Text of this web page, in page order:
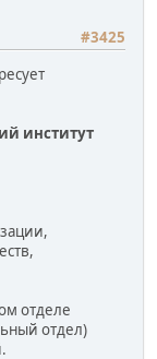
#3425
институт
отделе
отдел)